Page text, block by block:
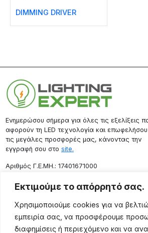
Εκτιμούμε το απόρρητό σας.
Χρησιμοποιούμε cookies για να
εμπειρία σας, να προσφέρουμε
διαφημίσεις ή περιεχόμενο και να
DIMMING DRIVER
Ενημερώσου σήμερα για όλες τις εξελίξεις
αφορούν τη LED τεχνολογία και
τις μεγάλες προσφορές μας, κάνοντας την
εγγραφή σου στο site.
Aριθμός Γ.Ε.ΜΗ.: 17401671000
Επικοινωνία
Ρόδου 133, Αθήνα 10443
(+30) 211 725 5427
sales@lightingexpert.gr